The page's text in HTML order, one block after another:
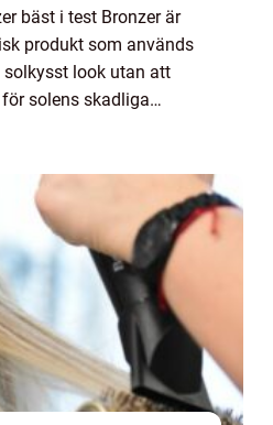
bäst i test Bronzer är
produkt som används
look utan att
solens skadliga